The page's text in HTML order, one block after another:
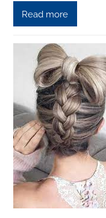
Read more